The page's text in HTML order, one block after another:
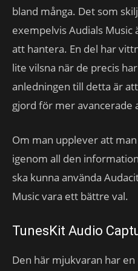
bland många. Det som
exempelvis Audials
att hantera. En del har
lite vilsna när de precis
anledningen till detta är
gjord för mer avancerade
Om man upplever att
igenom all den
ska kunna använda
Music vara ett bättre val.
TunesKit Audio
Den här mjukvaran har